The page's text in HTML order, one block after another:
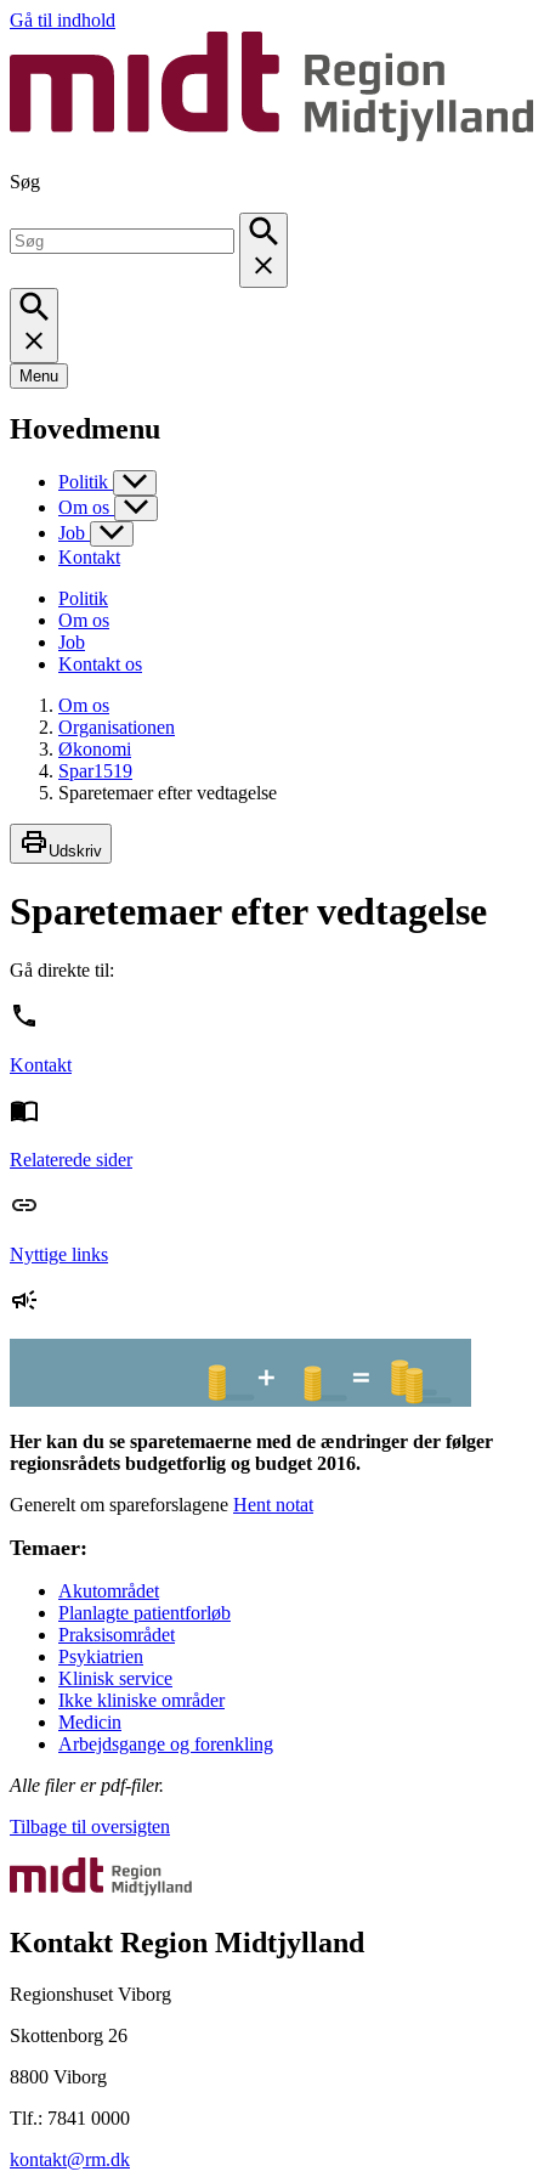
Gå til indhold
Søg
Menu
Hovedmenu
Politik
Om os
Job
Kontakt
Politik
Om os
Job
Kontakt os
Om os
Organisationen
Økonomi
Spar1519
Sparetemaer efter vedtagelse
Udskriv
Sparetemaer efter vedtagelse
Gå direkte til:
Kontakt
Relaterede sider
Nyttige links
Her kan du se sparetemaerne med de ændringer der følger
regionsrådets budgetforlig og budget 2016.
Generelt om spareforslagene Hent notat
Temaer:
Akutområdet
Planlagte patientforløb
Praksisområdet
Psykiatrien
Klinisk service
Ikke kliniske områder
Medicin
Arbejdsgange og forenkling
Alle filer er pdf-filer.
Tilbage til oversigten
Kontakt Region Midtjylland
Regionshuset Viborg
Skottenborg 26
8800 Viborg
Tlf.: 7841 0000
kontakt@rm.dk